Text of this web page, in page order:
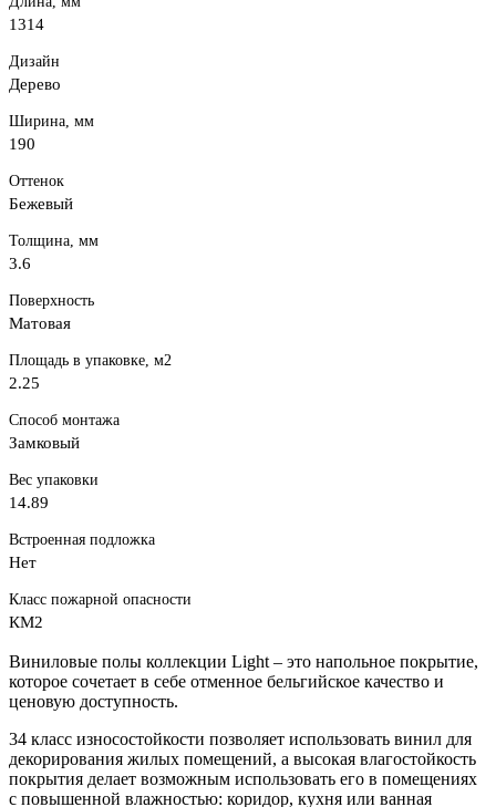
1314
Дизайн
Дерево
Ширина, мм
190
Оттенок
Бежевый
Толщина, мм
3.6
Поверхность
Матовая
Площадь в упаковке, м2
2.25
Способ монтажа
Замковый
Вес упаковки
14.89
Встроенная подложка
Нет
Класс пожарной опасности
КМ2
Виниловые полы коллекции Light – это напольное покрытие,
которое сочетает в себе отменное бельгийское качество и
ценовую доступность.
34 класс износостойкости позволяет использовать винил для
декорирования жилых помещений, а высокая влагостойкость
покрытия делает возможным использовать его в помещениях
с повышенной влажностью: коридор, кухня или ванная